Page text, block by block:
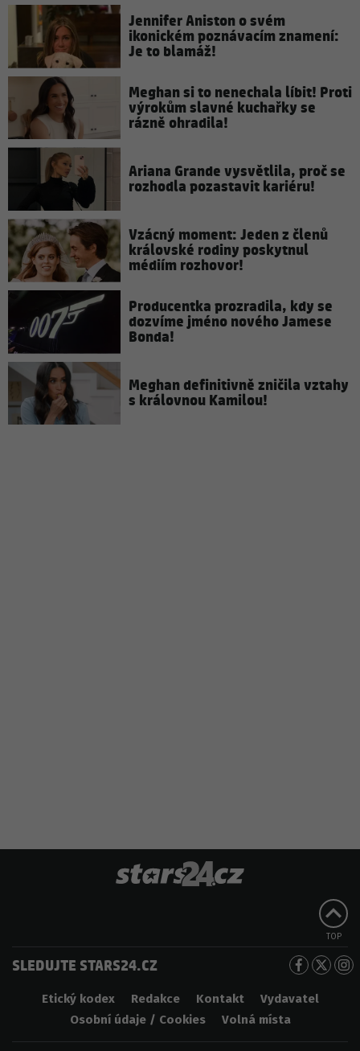
Jennifer Aniston o svém
ikonickém poznávacím znamení:
Je to blamáž!
Meghan si to nenechala líbit! Proti
výrokům slavné kuchařky se
rázně ohradila!
Ariana Grande vysvětlila, proč se
rozhodla pozastavit kariéru!
Vzácný moment: Jeden z členů
královské rodiny poskytnul
médiím rozhovor!
Producentka prozradila, kdy se
dozvíme jméno nového Jamese
Bonda!
Meghan definitivně zničila vztahy
s královnou Kamilou!
TOP
SLEDUJTE STARS24.CZ
Etický kodex Redakce Kontakt
Vydavatel
Osobní údaje / Cookies
Volná místa